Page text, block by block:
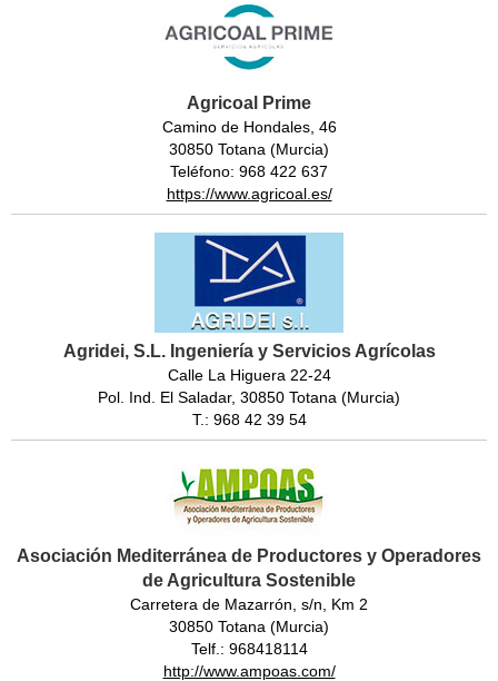
Agricoal Prime
Camino de Hondales, 46
30850 Totana (Murcia)
Teléfono: 968 422 637
https://www.agricoal.es/
Agridei, S.L. Ingeniería y Servicios Agrícolas
Calle La Higuera 22-24
Pol. Ind. El Saladar, 30850 Totana (Murcia)
T.: 968 42 39 54
Asociación Mediterránea de Productores y Operadores
de Agricultura Sostenible
Carretera de Mazarrón, s/n, Km 2
30850 Totana (Murcia)
Telf.: 968418114
http://www.ampoas.com/